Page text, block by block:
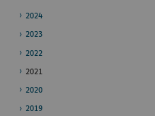
2024
2023
2022
2021
2020
2019